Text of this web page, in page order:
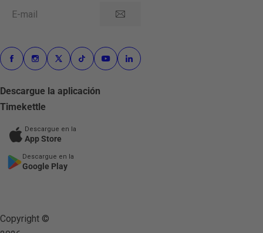
E-mail
Descargue la aplicación
Timekettle
Descargue en la
App Store
Descargue en la
Google Play
Copyright ©